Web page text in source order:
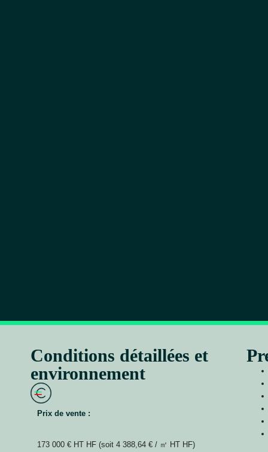
Conditions détaillées et
environnement
Prix de vente :
173 000 € HT HF (soit 4 388,64 € / ㎡ HT HF)